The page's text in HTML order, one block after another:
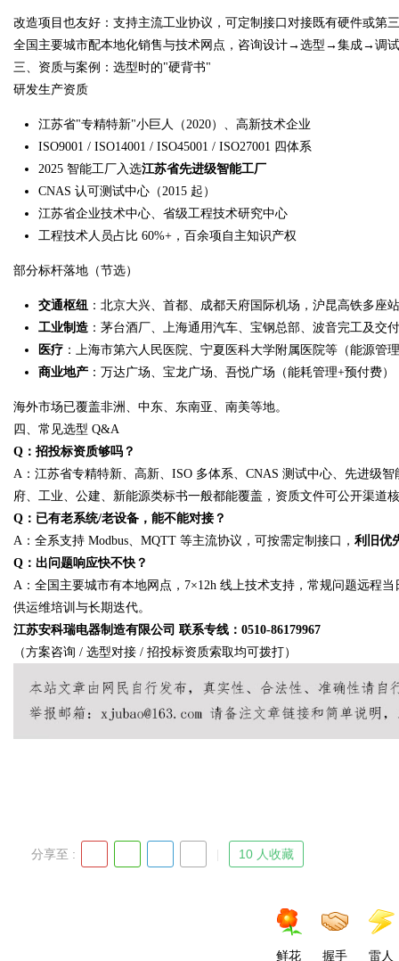
改造项目也友好：支持主流工业协议，可定制接口对接既有硬件或第
全国主要城市配本地化销售与技术网点，咨询设计→选型→集成→调
三、资质与案例：选型时的"硬背书"
研发生产资质
江苏省"专精特新"小巨人（2020）、高新技术企业
ISO9001 / ISO14001 / ISO45001 / ISO27001 四体系
2025 智能工厂入选江苏省先进级智能工厂
CNAS 认可测试中心（2015 起）
江苏省企业技术中心、省级工程技术研究中心
工程技术人员占比 60%+，百余项自主知识产权
部分标杆落地（节选）
交通枢纽 ：北京大兴、首都、成都天府国际机场，沪昆高铁多座
工业制造 ：茅台酒厂、上海通用汽车、宝钢总部、波音完工及交
医疗 ：上海市第六人民医院、宁夏医科大学附属医院等（能源管
商业地产 ：万达广场、宝龙广场、吾悦广场（能耗管理+预付费）
海外市场已覆盖非洲、中东、东南亚、南美等地。
四、常见选型 Q&A
Q：招投标资质够吗？
A：江苏省专精特新、高新、ISO 多体系、CNAS 测试中心、先进级
府、工业、公建、新能源类标书一般都能覆盖，资质文件可公开渠道
Q：已有老系统/老设备，能不能对接？
A：全系支持 Modbus、MQTT 等主流协议，可按需定制接口， 利旧优
Q：出问题响应快不快？
A：全国主要城市有本地网点，7×12h 线上技术支持，常规问题远程
供运维培训与长期迭代。
江苏安科瑞电器制造有限公司 联系专线：0510-86179967
（方案咨询 / 选型对接 / 招投标资质索取均可拨打）
分享至 : 10 人收藏
鲜花 握手 雷人